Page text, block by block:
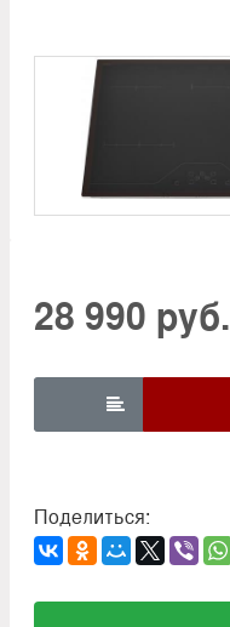
28 990 руб.

Поделиться: